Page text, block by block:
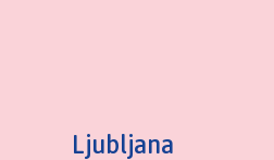
Ljubljana